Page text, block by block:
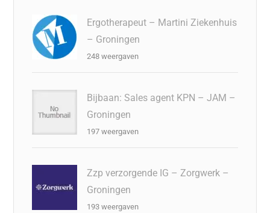
Ergotherapeut – Martini Ziekenhuis
– Groningen
248 weergaven
Bijbaan: Sales agent KPN – JAM –
Groningen
197 weergaven
Zzp verzorgende IG – Zorgwerk –
Groningen
193 weergaven